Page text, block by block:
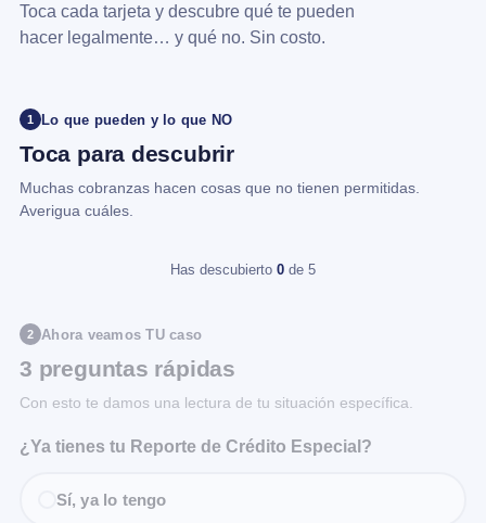
Toca cada tarjeta y descubre qué te pueden
hacer legalmente… y qué no. Sin costo.
1 Lo que pueden y lo que NO
Toca para descubrir
Muchas cobranzas hacen cosas que no tienen permitidas.
Averigua cuáles.
Has descubierto 0 de 5
2 Ahora veamos TU caso
3 preguntas rápidas
Con esto te damos una lectura de tu situación específica.
¿Ya tienes tu Reporte de Crédito Especial?
Sí, ya lo tengo